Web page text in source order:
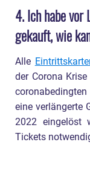
22. Kann
den Parks
23. Gibt
24. Gibt
4. Ich habe
gekauft, wie
Alle
der Corona
eine verlängerte
2022 eingelöst
Tickets